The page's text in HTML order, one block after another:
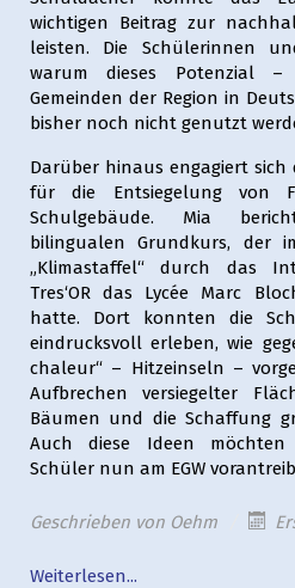
wichtigen Beitrag zur
leisten. Die Schülerinnen
warum dieses Potenzial
Gemeinden der Region in
bisher noch nicht genutzt
Darüber hinaus engagiert
für die Entsiegelung von
Schulgebäude. Mia
bilingualen Grundkurs, der
„Klimastaffel“ durch das
Tres‘OR das Lycée Marc
hatte. Dort konnten die
eindrucksvoll erleben, wie
chaleur“ – Hitzeinseln –
Aufbrechen versiegelter
Bäumen und die Schaffung
Auch diese Ideen
Schüler nun am EGW
Geschrieben von Oehm
Weiterlesen...